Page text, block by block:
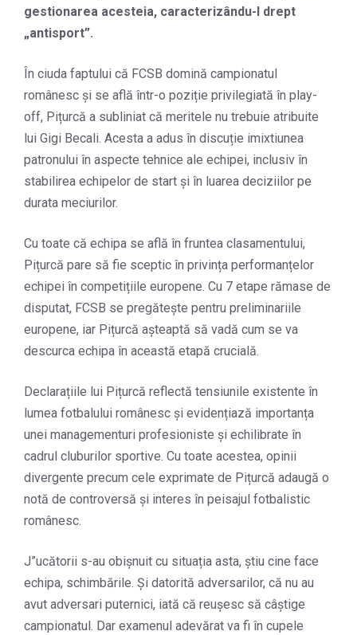
gestionarea acesteia, caracterizându-l drept
„antisport”.
În ciuda faptului că FCSB domină campionatul
românesc și se află într-o poziție privilegiată în play-
off, Pițurcă a subliniat că meritele nu trebuie atribuite
lui Gigi Becali. Acesta a adus în discuție imixtiunea
patronului în aspecte tehnice ale echipei, inclusiv în
stabilirea echipelor de start și în luarea deciziilor pe
durata meciurilor.
Cu toate că echipa se află în fruntea clasamentului,
Pițurcă pare să fie sceptic în privința performanțelor
echipei în competițiile europene. Cu 7 etape rămase de
disputat, FCSB se pregătește pentru preliminariile
europene, iar Pițurcă așteaptă să vadă cum se va
descurca echipa în această etapă crucială.
Declarațiile lui Pițurcă reflectă tensiunile existente în
lumea fotbalului românesc și evidențiază importanța
unei managementuri profesioniste și echilibrate în
cadrul cluburilor sportive. Cu toate acestea, opinii
divergente precum cele exprimate de Pițurcă adaugă o
notă de controversă și interes în peisajul fotbalistic
românesc.
J”ucătorii s-au obișnuit cu situația asta, știu cine face
echipa, schimbările. Și datorită adversarilor, că nu au
avut adversari puternici, iată că reușesc să câștige
campionatul. Dar examenul adevărat va fi în cupele